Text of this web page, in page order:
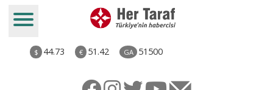
$ 44.73 € 51.42 GA 51500